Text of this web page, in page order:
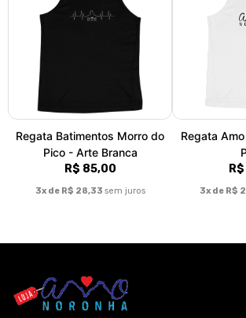
Regata Batimentos Morro do
Pico - Arte Branca
R$ 85,00
3x de R$ 28,33 sem juros
Regata
3x de R$